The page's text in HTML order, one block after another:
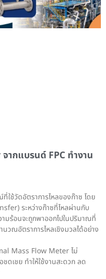
กแบรนด์ FPC ทำงาน
ช้วัดอัตราการไหลของก๊าซ โดย
ระหว่างก๊าซที่ไหลผ่านกับ
ามร้อนจะถูกพาออกไปในปริมาณที่
วณอัตราการไหลเชิงมวลได้อย่าง
Mass Flow Meter ไม่
เชย ทำให้ใช้งานสะดวก ลด